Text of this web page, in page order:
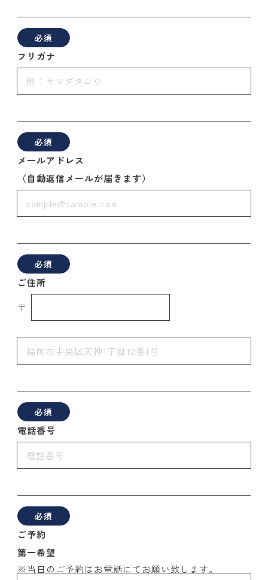
必須
フリガナ
必須
メールアドレス
（自動返信メールが届きます）
必須
ご住所
〒
必須
電話番号
必須
ご予約
第一希望
※当日のご予約はお電話にてお願い致します。